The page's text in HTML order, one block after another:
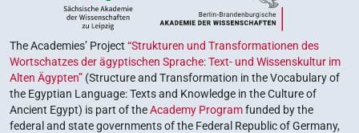
The Academies’ Project “Strukturen und Transformationen des
Wortschatzes der ägyptischen Sprache: Text- und Wissenskultur im
Alten Ägypten” (Structure and Transformation in the Vocabulary of
the Egyptian Language: Texts and Knowledge in the Culture of
Ancient Egypt) is part of theAcademy Programfunded by the
federal and state governments of the Federal Republic of Germany,